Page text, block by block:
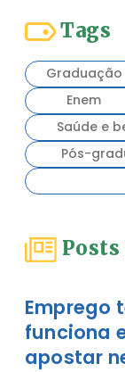
Tags
Graduação
Enem
Saúde e
Pós-
Posts
Emprego
funciona
apostar